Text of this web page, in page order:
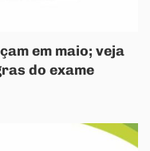
em maio; veja
do exame